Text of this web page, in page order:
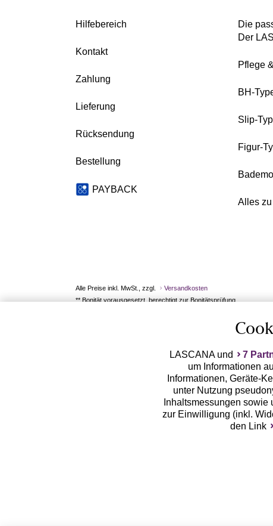
Hilfebereich
Kontakt
Zahlung
Lieferung
Rücksendung
Bestellung
PAYBACK
Die
Der
Pflege
BH-
Slip-
Figur-
Alles
Alle Preise inkl. MwSt., zzgl.
Versandkosten
** Bonität vorausgesetzt, berechtigt zur Bonitätsprüfung
LASCANA und 7
um Informationen
Informationen, Geräte-
unter Nutzung
Inhaltsmessungen
zur Einwilligung (inkl.
den Link
LASCANA arbeitet mit
von uns übermittelten
Erhebung der